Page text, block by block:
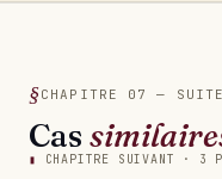
CHAPITRE 07 —
Cas
▮ CHAPITRE SUIVANT · 3